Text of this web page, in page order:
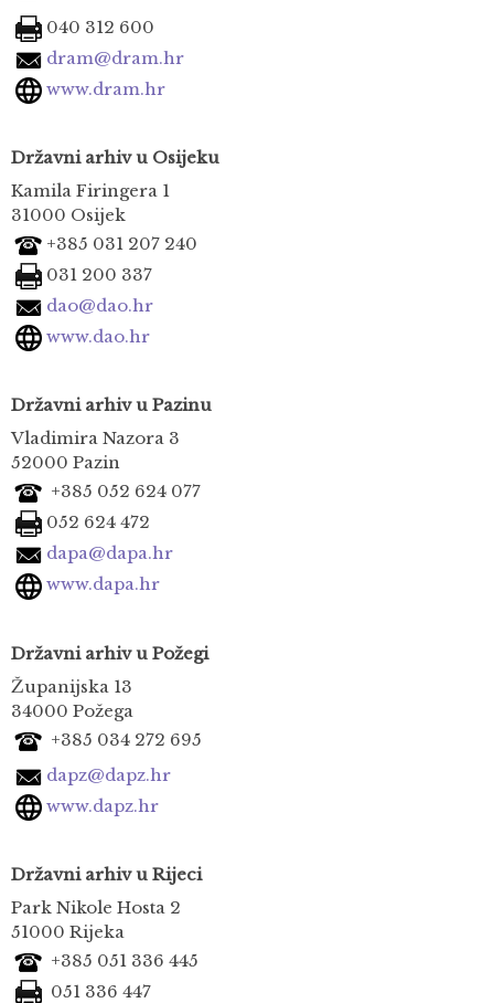
040 312 600
dram@dram.hr
www.dram.hr
Državni arhiv u Osijeku
Kamila Firingera 1
31000 Osijek
+385 031 207 240
031 200 337
dao@dao.hr
www.dao.hr
Državni arhiv u Pazinu
Vladimira Nazora 3
52000 Pazin
+385 052 624 077
052 624 472
dapa@dapa.hr
www.dapa.hr
Državni arhiv u Požegi
Županijska 13
34000 Požega
+385 034 272 695
dapz@dapz.hr
www.dapz.hr
Državni arhiv u Rijeci
Park Nikole Hosta 2
51000 Rijeka
+385 051 336 445
051 336 447